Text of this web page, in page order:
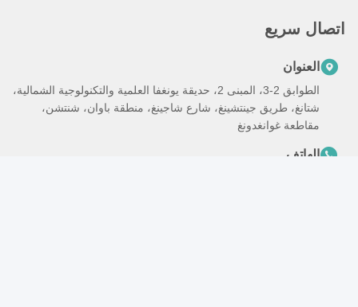
اتصال سريع
العنوان
الطوابق 2-3، المبنى 2، حديقة يونغفا العلمية والتكنولوجية الشمالية،
شتانغ، طريق جينتشينغ، شارع شاجينغ، منطقة باوان، شنتشن،
مقاطعة غوانغدونغ
الهاتف